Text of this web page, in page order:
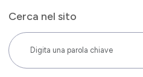
Cerca nel sito